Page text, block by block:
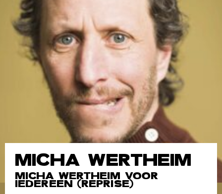
MICHA WERTHEIM
MICHA WERTHEIM VOOR
IEDEREEN (REPRISE)